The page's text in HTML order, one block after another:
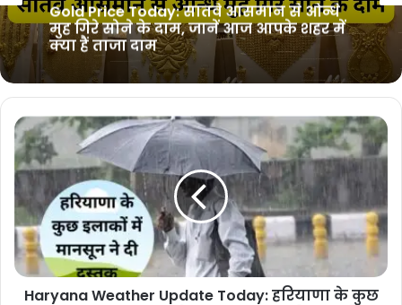
Gold Price Today: सातवे आसमान से ओन्धे
मुह गिरे सोने के दाम, जानें आज आपके शहर में
क्या हैं ताजा दाम
Haryana Weather Update Today: हरियाणा के कुछ